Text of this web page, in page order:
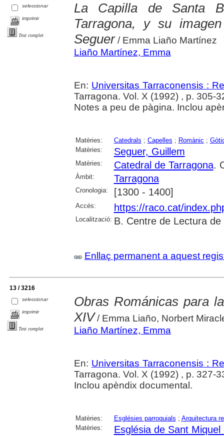
seleccionar
imprimir
Text complet
La Capilla de Santa
Tarragona, y su
Seguer/ Emma Liaño Martínez
Liaño Martínez, Emma
En: Universitas Tarraconensis :
Tarragona. Vol. X (1992) , p. 305-
Notes a peu de pàgina. Inclou
Matèries: Catedrals ; Capelles ; Romànic ;
Matèries:
Seguer, Guillem
Matèries: Catedral de Tarragona.
Àmbit: Tarragona
Cronologia: [1300 - 1400]
Accés: https://raco.cat/
Localització: B. Centre de Lectura
Enllaç permanent a aquest
13 / 3216
seleccionar
imprimir
Text complet
Obras Románicas para
XIV/ Emma Liaño, Norbert
Liaño Martínez, Emma
En: Universitas Tarraconensis :
Tarragona. Vol. X (1992) , p. 327-
Inclou apèndix documental.
Matèries: Esglésies parroquials ; Arquitectura
Matèries:
Església de Sant Miquel